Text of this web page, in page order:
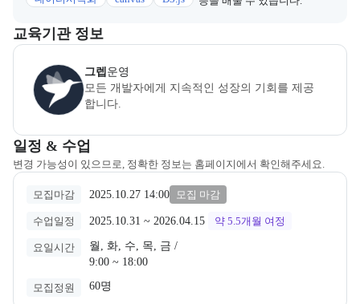
이 섹션에서는 부트캠프를 운영하거나 주관하는 회사의 정보를 카드
교육기관 정보
(주)그렙은(는) 본 부트캠프의
그렙 운영
모든 개발자에게 지속적인 성장의 기회를 제공
합니다.
일정 & 수업
변경 가능성이 있으므로, 정확한 정보는 홈페이지에서 확인해주세요.
교육과정 일정과 모집 상태에 따른 안내를 제공한다.
모집마감 2025.10.27 14:00 모집 마감
수업일정 2025.10.31 ~ 2026.04.15 약 5.5개월 여정
요일시간
월, 화, 수, 목, 금 /
9:00 ~ 18:00
모집정원 60명